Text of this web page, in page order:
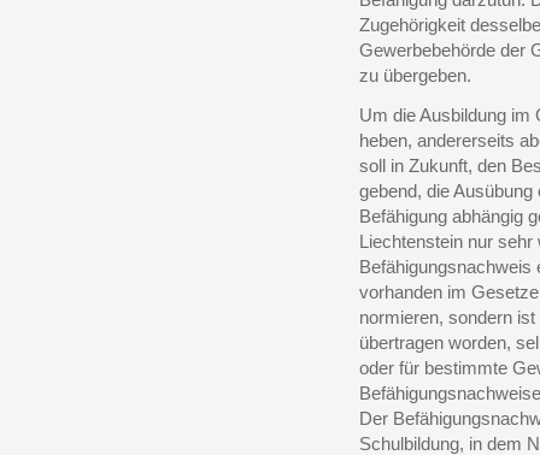
Zugehörigkeit
Gewerbebehörde der
zu übergeben.
Um die Ausbildung im
heben, andererseits
soll in Zukunft, den
gebend, die
Befähigung abhängig
Liechtenstein nur
Befähigungsnachweis
vorhanden im
normieren, sondern
übertragen worden,
oder für bestimmte
Der
Schulbildung, in dem